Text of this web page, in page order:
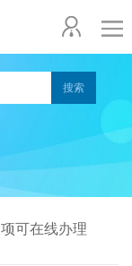
项可在线办理